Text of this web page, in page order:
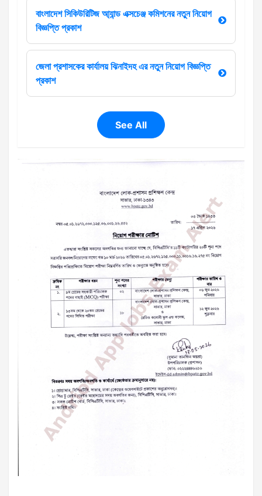
বাংলাদেশ সিকিউরিটিজ আ্যান্ড এক্সচেঞ্জ কমিশনের নতুন নিয়োগ
বিজ্ঞপ্তি প্রকাশ
জেলা প্রশাসকের কার্যালয় ঝিনাইদহ এর নতুন নিয়োগ বিজ্ঞপ্তি
প্রকাশ
See All